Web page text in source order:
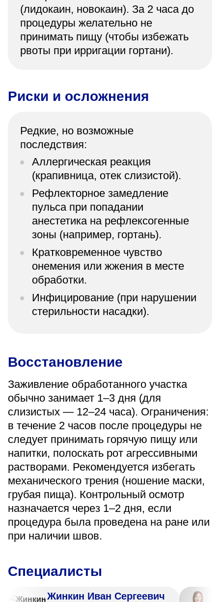
(лидокаин, новокаин). За 2 часа до
процедуры желательно не
принимать пищу (чтобы избежать
рвоты при ирригации гортани).
Риски и осложнения
Редкие, но возможные
последствия:
Аллергическая реакция
(крапивница, отек слизистой).
Рефлекторное замедление
пульса при попадании
анестетика на рефлексогенные
зоны (например, гортань).
Кратковременное чувство
онемения или жжения в месте
обработки.
Инфицирование (при нарушении
стерильности насадки).
Восстановление
Заживление обработанного участка
обычно занимает 1–3 дня (для
слизистых — 12–24 часа). Ограничения:
в течение 2 часов после процедуры не
следует принимать горячую пищу или
напитки, полоскать рот агрессивными
растворами. Рекомендуется избегать
механического трения (ношение маски,
грубая пища). Контрольный осмотр
назначается через 1–2 дня, если
процедура была проведена на ране или
при наличии швов.
Специалисты
Жинкин Иван Сергеевич